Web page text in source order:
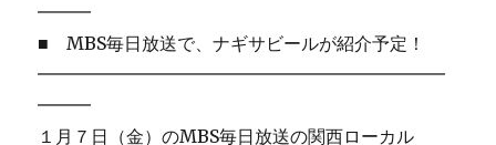
━━━
■ MBS毎日放送で、ナギサビールが紹介予定！
━━━━━━━━━━━━━━━━━━━━━━━
━━━
１月７日（金）のMBS毎日放送の関西ローカル